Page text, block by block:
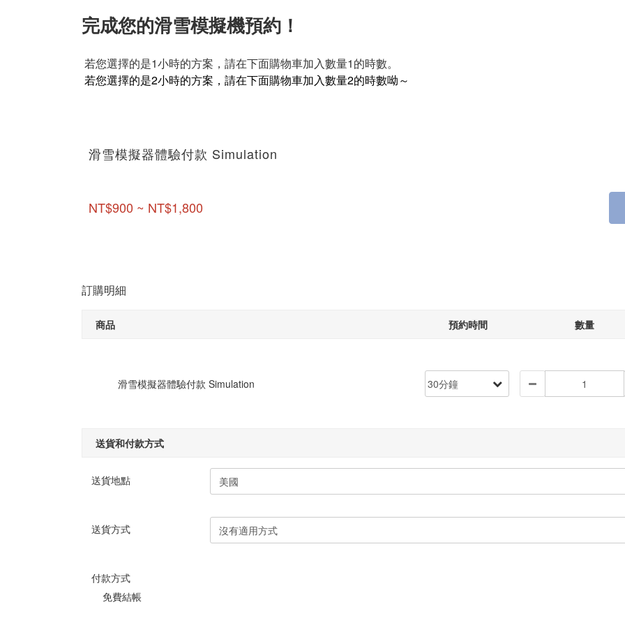
完成您的滑雪模擬機預約！
若您選擇的是1小時的方案，請在下面購物車加入數量1的時數。
若您選擇的是2小時的方案，請在下面購物車加入數量2的時數呦～
滑雪模擬器體驗付款 Simulation
NT$900 ~ NT$1,800
訂購明細
商品 預約時間 數量
滑雪模擬器體驗付款 Simulation
送貨和付款方式
送貨地點
送貨方式
付款方式
免費結帳